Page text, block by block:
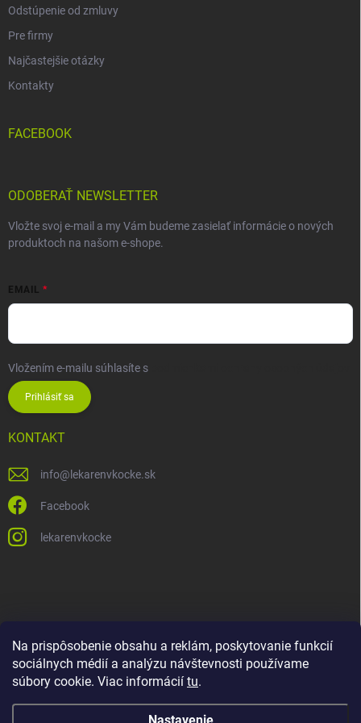
Na prispôsobenie obsahu a reklám, poskytovanie funkcií
sociálnych médií a analýzu návštevnosti používame
súbory cookie. Viac informácií tu.
Odstúpenie od zmluvy
Pre firmy
Najčastejšie otázky
Kontakty
FACEBOOK
ODOBERAŤ NEWSLETTER
Vložte svoj e-mail a my Vám budeme zasielať informácie o nových
produktoch na našom e-shope.
EMAIL
Vložením e-mailu súhlasíte s
Prihlásiť sa
KONTAKT
info@ lekarenvkocke.sk
Facebook
lekarenvkocke